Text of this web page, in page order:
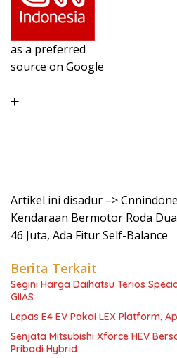
as a preferred
source on Google
Artikel ini disadur –>
Kendaraan Bermotor Roda
46 Juta, Ada Fitur Self-Balance
Berita Terkait
Segini Harga Daihatsu Terios
GIIAS
Lepas E4 EV Pakai LEX Platform,
Senjata Mitsubishi Xforce HEV
Pribadi Hybrid